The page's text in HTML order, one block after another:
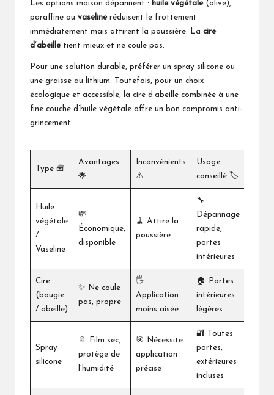
Les options maison dépannent : huile végétale(olive),
paraffine ou vaselineréduisent le frottement
immédiatement mais attirent la poussière. La cire
d’abeilletient mieux et ne coule pas.
Pour une solution durable, préférer un spray silicone ou
une graisse au lithium. Toutefois, pour un choix
écologique et accessible, la cire d’abeille combinée à une
fine couche d’huile végétale offre un bon compromis anti-
grincement.
Type 🧰
Avantages
🌟
Inconvénients
⚠️
Usage
conseillé 🏷️
Huile
végétale
/
Vaseline
💸
Économique,
disponible
🧹 Attire la
poussière
🔧
Dépannage
rapide,
portes
intérieures
Cire
(bougie
/ abeille)
✨ Ne coule
pas, propre
🖐️
Application
moins aisée
🏠 Portes
intérieures
légères
Spray
silicone
🚿 Film sec,
protège de
l’humidité
🎯 Nécessite
application
précise
🔐 Toutes
portes,
extérieures
incluses